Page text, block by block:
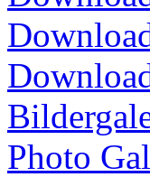
Photo